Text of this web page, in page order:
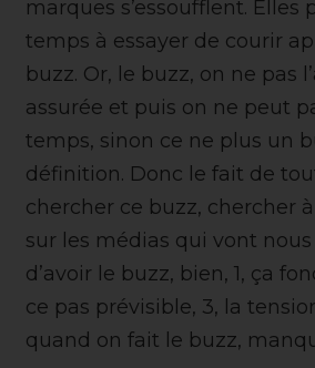
marques s’essoufflent. Elles
temps à essayer de courir
buzz. Or, le buzz, on ne pas
assurée et puis on ne peut
temps, sinon ce ne plus un
définition. Donc le fait de
chercher ce buzz, chercher
sur les médias qui vont
d’avoir le buzz, bien, 1, ça
ce pas prévisible, 3, la
quand on fait le buzz,